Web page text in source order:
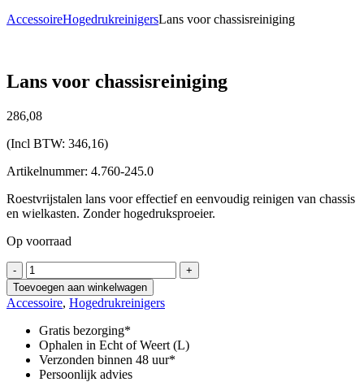
AccessoireHogedrukreinigersLans voor chassisreiniging
Lans voor chassisreiniging
286,08
(Incl BTW: 346,16)
Artikelnummer: 4.760-245.0
Roestvrijstalen lans voor effectief en eenvoudig reinigen van chassis
en wielkasten. Zonder hogedruksproeier.
Op voorraad
-
Lans
voor
chassisreiniging
aantal
+
Toevoegen aan winkelwagen
Accessoire, Hogedrukreinigers
Gratis bezorging*
Ophalen in Echt of Weert (L)
Verzonden binnen 48 uur*
Persoonlijk advies